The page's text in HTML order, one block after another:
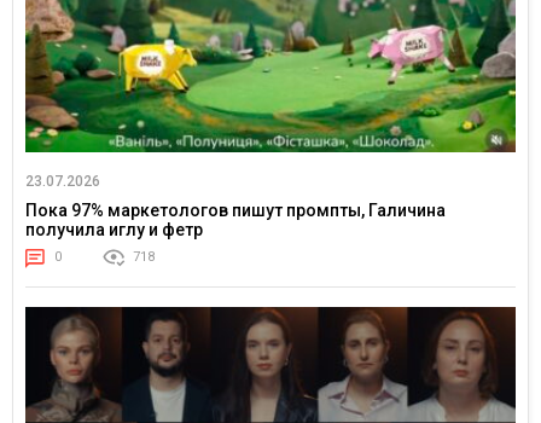
23.07.2026
Пока 97% маркетологов пишут промпты, Галичина
получила иглу и фетр
0 718